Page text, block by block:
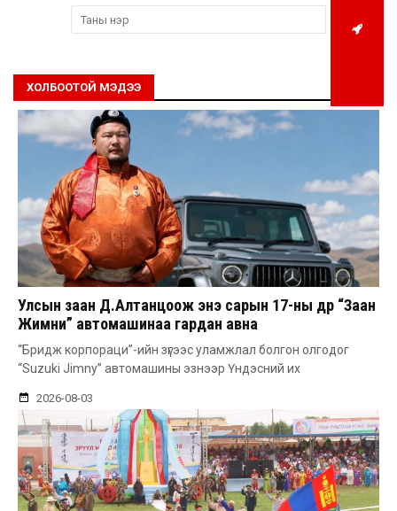
ХОЛБООТОЙ МЭДЭЭ
Улсын заан Д.Алтанцоож энэ сарын 17-ны өдөр “Заан
Жимни” автомашинаа гардан авна
“Бридж корпораци”-ийн зүгээс уламжлал болгон олгодог
“Suzuki Jimny” автомашины эзнээр Үндэсний их
2026-08-03